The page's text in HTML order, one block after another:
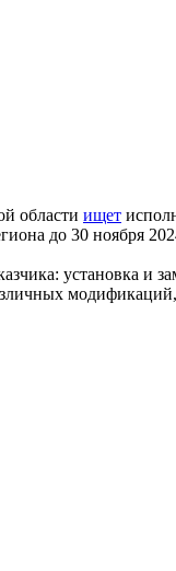
области ищет
до 30 ноября
установка и